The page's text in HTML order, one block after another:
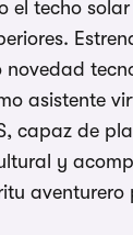
el techo
novedad
asistente
capaz de
y
aventurero